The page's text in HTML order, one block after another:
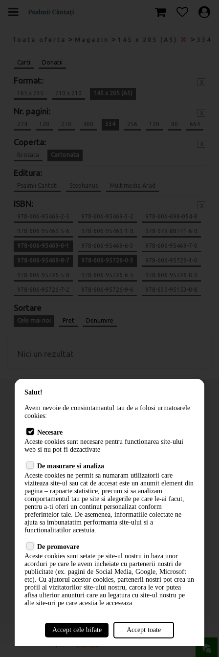
Toata oferta > Magazin > 145 x 205 (A5) > 334
Carti Donatii
Format:
165 x 235 210 x 210 145 x 205 (A5)
Nr. pagini:
274 120 270 400 334 256 120 80 664
Coperta:
Brosata Cartonata
Editura:
Psalmii Cantati Stephanus Multimedia Arad
ISBN:
978-606-95469-2-5 978-606-95469-3-2 978-606-698-054-8
978-606-95469-5-6 978-606-95469-1-8 978-973-88771-6-0
978-606-95469-0-1 978-606-95469-6-3 978-606-95469-7-0
978-606-95469-8-7 978-606-95726-0-3 978-606-95726-1-0
978-606-95726-5-8 978-606-95726-6-5 978-606-95726-8-9
978-606-95726-7-2 978-606-95726-9-6 978-630-95153-0-8
Sortare
Cele mai noi Pret Denumire
Nici un rezultat
Cum comand
Livrare
Contact
Politica de confidentialitate
ANPC
ABONARE LA NEWSLETTER
ABONARE
Salut!
Avem nevoie de consimtamantul tau de a folosi urmatoarele
cookies:
Necesare
Aceste cookies sunt necesare pentru functionarea site-ului
web si nu pot fi dezactivate
De masurare si analiza
Aceste cookies ne permit sa numaram utilizatorii care
viziteaza site-ul sau cat de accesat este un anumit element din
pagina – rapoarte statistice, precum si sa analizam
comportamentul tau pe site si alegerile pe care le-ai facut,
pentru a-ti oferi un continut personalizat conform
preferintelor tale. De asemenea, informatiile colectate ne
ajuta sa imbunatatim performanta site-ului si a
functionalitatilor acestuia.
De promovare
Aceste cookies sunt setate pe site-ul nostru in baza unor
acorduri pe care le avem incheiate cu partenerii nostri de
publicitate (ex. pagini de Social Media, Google, Microsoft
etc). Cu ajutorul acestor cookies, partenerii nostri pot crea un
profil al vizitatorilor site-ului nostru, carora le vor putea
afisa ulterior anunturi care au legatura cu site-ul nostru pe
alte site-uri pe care acestia le acceseaza.
Accept cele bifate Accept toate